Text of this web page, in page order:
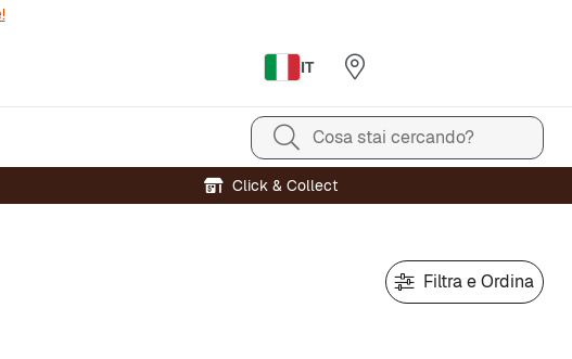
IT
Cosa stai cercando?
Click & Collect
Filtra e Ordina